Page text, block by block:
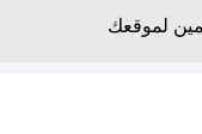
لموقعك